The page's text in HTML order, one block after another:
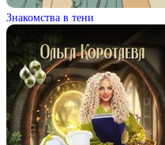
Знакомства в тени